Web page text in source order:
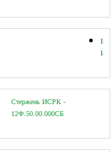
Стержень ИСРК -
12Ф.50.00.000СБ